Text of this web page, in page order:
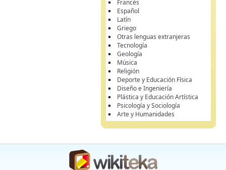
Francés
Español
Latín
Griego
Otras lenguas extranjeras
Tecnología
Geología
Música
Religión
Deporte y Educación Física
Diseño e Ingeniería
Plástica y Educación Artística
Psicología y Sociología
Arte y Humanidades